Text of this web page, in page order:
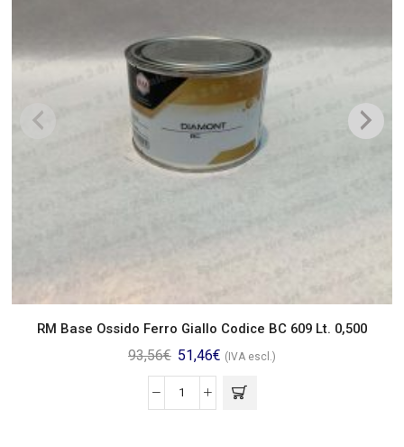
RM Base Ossido Ferro Giallo Codice BC 609 Lt. 0,500
93,56€ 51,46€ (IVA escl.)